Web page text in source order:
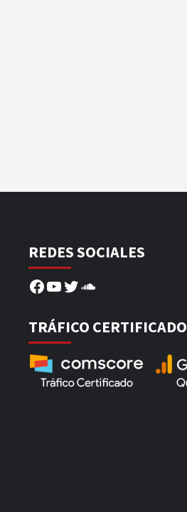
REDES SOCIALES
Facebook
YouTube
Twitter
SoundCloud
TRÁFICO CERTIFICADO